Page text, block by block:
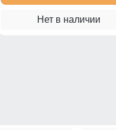
Нет в наличии